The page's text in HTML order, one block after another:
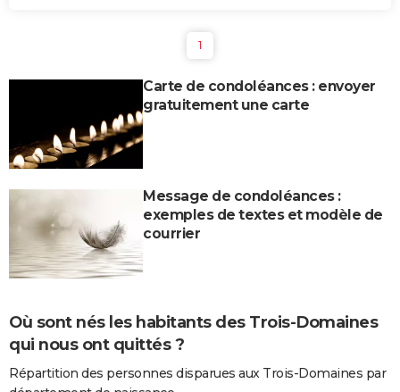
1
Carte de condoléances : envoyer
gratuitement une carte
Message de condoléances :
exemples de textes et modèle de
courrier
Où sont nés les habitants des Trois-Domaines
qui nous ont quittés ?
Répartition des personnes disparues aux Trois-Domaines par